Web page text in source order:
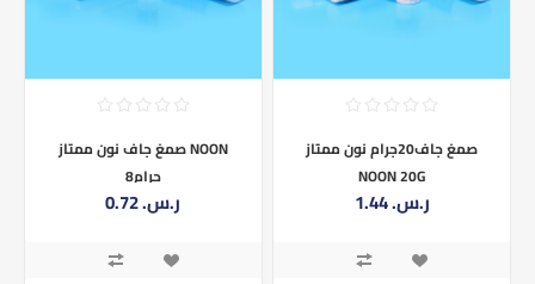
صمغ جاف نون ممتاز NOON
8جرام
0.72 ر.س.‏
صمغ جاف20جرام نون ممتاز
NOON 20G
1.44 ر.س.‏